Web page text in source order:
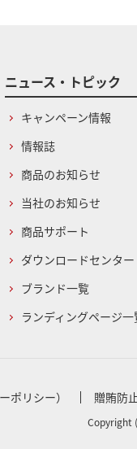
ニュース・トピック
キャンペーン情報
情報誌
商品のお知らせ
当社のお知らせ
商品サポート
ダウンロードセンター
ブランド一覧
ランディングページ一
ポリシー） 贈賄防
Copyright